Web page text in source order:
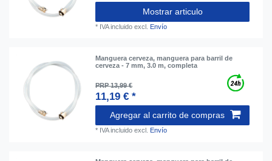
Mostrar articulo
* IVA incluido excl. Envío
Manguera cerveza, manguera para barril de
cerveza - 7 mm, 3.0 m, completa
PRP 13,99 €
11,19 € *
Agregar al carrito de compras
* IVA incluido excl. Envío